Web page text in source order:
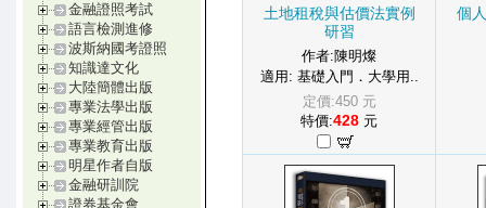
金融證照考試
語言檢測進修
波斯納國考證照
知識達文化
大陸簡體出版
專業法學出版
專業經管出版
專業教育出版
明星作者自版
金融研訓院
證券基金會
土地租稅與估價法實例
研習
作者:陳明燦
適用: 基礎入門．大學用..
定價:450 元
特價:428 元
個